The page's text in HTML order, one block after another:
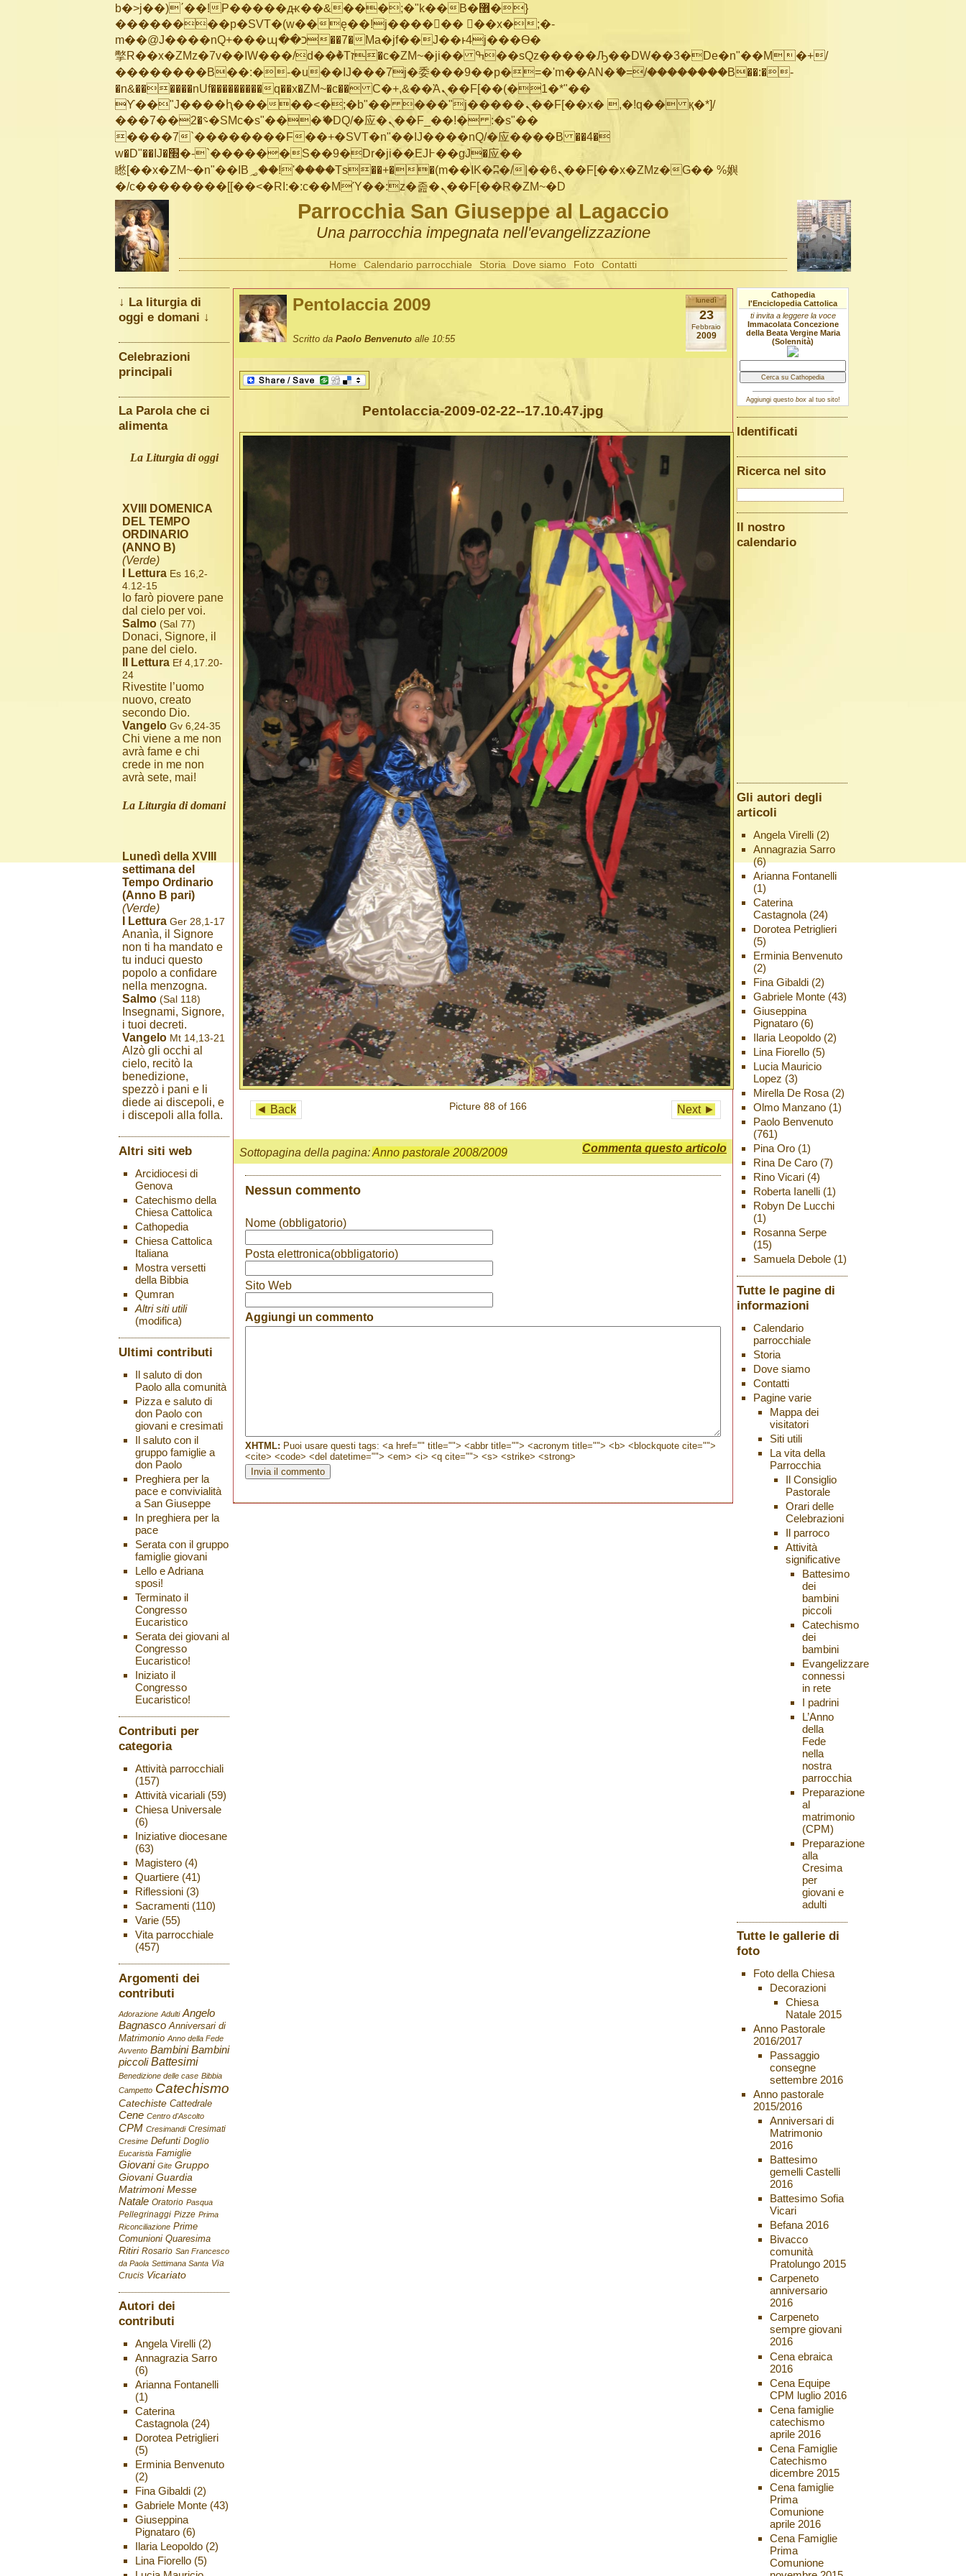
b�>j��)΄��!P�����ԫ��&���;�"k��B�޶�}
��������p�SVT�(w��ę��!j������ ��x�;�-
m��@J����nQ+���պ��כ��7�Ma�jf��J��ͱ4j���Ѳ�
撆R��x�ZMz�7v��IW���/d��ٞ�Тז�c�ZM~�ji�� ߒ��sQz�����Ԡ��DW��3�De�n"��M�+/
��������B��:�-�u��IJ���7j�委���9��p�=�'m��AN�ޭ�=/��������B��:�-
�n&������nUf���������q��x�ZM~�c�� Ϲ�+,&��Ὰܢ��F[��(�1�*"��
ϒ��"J����ԧ�����<�;�b"�� ���"j�����ܢ��F[��x� ,�!q�� қ�*]/
���؝�2��7�SMc�s"���ޭ�DQ/�应�ܢ��F_��!� :�s"��
����7`��������F��+�SVT�n"��IJ����nQ/�应����B ��4�
w�D"��IJ�׭�-`������S��9�Dr�ji��EJ߅��gJ�应��
矁[��x�ZM~�n"��IB؃��!'����Тѕ��+��(m��IK�ʭ�/|��ϐܢ��F[��x�ZMz�G�� %嬩
�/c��������[[��<�RI:�:c��MΎ��:z�졾�ܢ��F[��R�ZM~�D
Parrocchia San Giuseppe al Lagaccio
Una parrocchia impegnata nell'evangelizzazione
Home Calendario parrocchiale Storia Dove siamo Foto Contatti
lunedì
23
Febbraio
2009
Pentolaccia 2009
Scritto da Paolo Benvenuto alle 10:55
Pentolaccia-2009-02-22--17.10.47.jpg
◄ Back Next ►
Picture 88 of 166
Commenta questo articolo
Sottopagina della pagina:Anno pastorale 2008/2009
Nessun commento
Nome (obbligatorio)
Posta elettronica(obbligatorio)
Sito Web
Aggiungi un commento
XHTML: Puoi usare questi tags: <a href="" title=""> <abbr title=""> <acronym title=""> <b> <blockquote cite="">
<cite> <code> <del datetime=""> <em> <i> <q cite=""> <s> <strike> <strong>
↓ La liturgia di
oggi e domani ↓
Celebrazioni
principali
La Parola che ci
alimenta
La Liturgia di oggi
XVIII DOMENICA
DEL TEMPO
ORDINARIO
(ANNO B)
(Verde)
I Lettura Es 16,2-
4.12-15
Io farò piovere pane
dal cielo per voi.
Salmo (Sal 77)
Donaci, Signore, il
pane del cielo.
II Lettura Ef 4,17.20-
24
Rivestite l’uomo
nuovo, creato
secondo Dio.
Vangelo Gv 6,24-35
Chi viene a me non
avrà fame e chi
crede in me non
avrà sete, mai!
La Liturgia di domani
Lunedì della XVIII
settimana del
Tempo Ordinario
(Anno B pari)
(Verde)
I Lettura Ger 28,1-17
Ananìa, il Signore
non ti ha mandato e
tu induci questo
popolo a confidare
nella menzogna.
Salmo (Sal 118)
Insegnami, Signore,
i tuoi decreti.
Vangelo Mt 14,13-21
Alzò gli occhi al
cielo, recitò la
benedizione,
spezzò i pani e li
diede ai discepoli, e
i discepoli alla folla.
Altri siti web
Arcidiocesi di
Genova
Catechismo della
Chiesa Cattolica
Cathopedia
Chiesa Cattolica
Italiana
Mostra versetti
della Bibbia
Qumran
Altri siti utili
(modifica)
Ultimi contributi
Il saluto di don
Paolo alla comunità
Pizza e saluto di
don Paolo con
giovani e cresimati
Il saluto con il
gruppo famiglie a
don Paolo
Preghiera per la
pace e convivialità
a San Giuseppe
In preghiera per la
pace
Serata con il gruppo
famiglie giovani
Lello e Adriana
sposi!
Terminato il
Congresso
Eucaristico
Serata dei giovani al
Congresso
Eucaristico!
Iniziato il
Congresso
Eucaristico!
Contributi per
categoria
Attività parrocchiali
(157)
Attività vicariali(59)
Chiesa Universale
(6)
Iniziative diocesane
(63)
Magistero(4)
Quartiere(41)
Riflessioni(3)
Sacramenti(110)
Varie(55)
Vita parrocchiale
(457)
Argomenti dei
contributi
Adorazione Adulti Angelo
Bagnasco Anniversari di
Matrimonio Anno della Fede
Avvento Bambini Bambini
piccoli Battesimi
Benedizione delle case Bibbia
Campetto Catechismo
Catechiste Cattedrale
Cene Centro d'Ascolto
CPM Cresimandi Cresimati
Cresime Defunti Doglio
Eucaristia Famiglie
Giovani Gite Gruppo
Giovani Guardia
Matrimoni Messe
Natale Oratorio Pasqua
Pellegrinaggi Pizze Prima
Riconciliazione Prime
Comunioni Quaresima
Ritiri Rosario San Francesco
da Paola Settimana Santa Via
Crucis Vicariato
Autori dei
contributi
Angela Virelli(2)
Annagrazia Sarro
(6)
Arianna Fontanelli
(1)
Caterina
Castagnola(24)
Dorotea Petriglieri
(5)
Erminia Benvenuto
(2)
Fina Gibaldi(2)
Gabriele Monte(43)
Giuseppina
Pignataro(6)
Ilaria Leopoldo(2)
Lina Fiorello(5)
Cathopedia
l'Enciclopedia Cattolica
ti invita a leggere la voce
Immacolata Concezione
della Beata Vergine Maria
(Solennità)
Aggiungi questo boxal tuo sito!
Identificati
Ricerca nel sito
Il nostro
calendario
Gli autori degli
articoli
Angela Virelli(2)
Annagrazia Sarro
(6)
Arianna Fontanelli
(1)
Caterina
Castagnola(24)
Dorotea Petriglieri
(5)
Erminia Benvenuto
(2)
Fina Gibaldi(2)
Gabriele Monte(43)
Giuseppina
Pignataro(6)
Ilaria Leopoldo(2)
Lina Fiorello(5)
Lucia Mauricio
Lopez (3)
Mirella De Rosa(2)
Olmo Manzano(1)
Paolo Benvenuto
(761)
Pina Oro(1)
Rina De Caro(7)
Rino Vicari(4)
Roberta Ianelli(1)
Robyn De Lucchi
(1)
Rosanna Serpe
(15)
Samuela Debole(1)
Tutte le pagine di
informazioni
Calendario
parrocchiale
Storia
Dove siamo
Contatti
Pagine varie
Mappa dei
visitatori
Siti utili
La vita della
Parrocchia
Il Consiglio
Pastorale
Orari delle
Celebrazioni
Il parroco
Attività
significative
Battesimo
dei
bambini
piccoli
Catechismo
dei
bambini
Evangelizzare
connessi
in rete
I padrini
L’Anno
della
Fede
nella
nostra
parrocchia
Preparazione
al
matrimonio
(CPM)
Preparazione
alla
Cresima
per
giovani e
adulti
Tutte le gallerie di
foto
Foto della Chiesa
Decorazioni
Chiesa
Natale 2015
Anno Pastorale
2016/2017
Passaggio
consegne
settembre 2016
Anno pastorale
2015/2016
Anniversari di
Matrimonio
2016
Battesimo
gemelli Castelli
2016
Battesimo Sofia
Vicari
Befana 2016
Bivacco
comunità
Pratolungo 2015
Carpeneto
anniversario
2016
Carpeneto
sempre giovani
2016
Cena ebraica
2016
Cena Equipe
CPM luglio 2016
Cena famiglie
catechismo
aprile 2016
Cena Famiglie
Catechismo
dicembre 2015
Cena famiglie
Prima
Comunione
aprile 2016
Cena Famiglie
Prima
Comunione